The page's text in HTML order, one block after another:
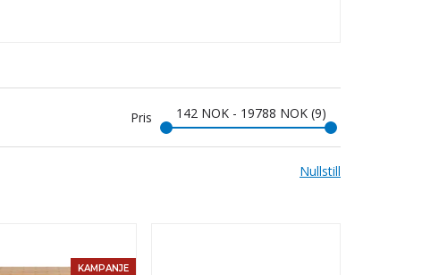
Pris 142 NOK - 19788 NOK 9
Nullstill
KAMPANJE